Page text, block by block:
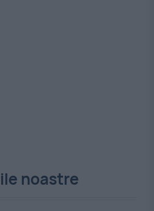
noastre